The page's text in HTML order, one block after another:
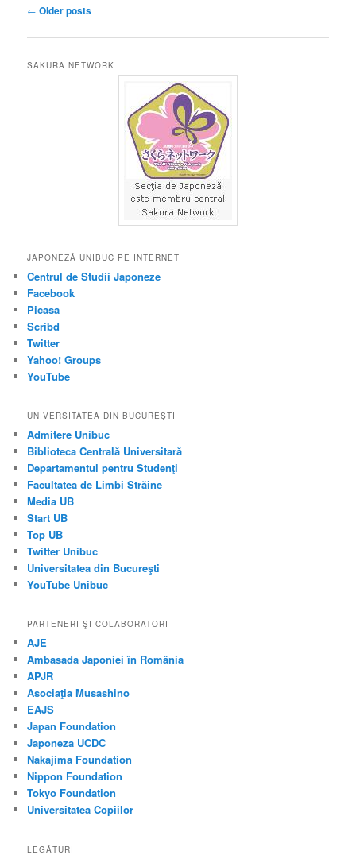
Post
← Older posts
SAKURA NETWORK
JAPONEZĂ UNIBUC PE INTERNET
Centrul de Studii Japoneze
Facebook
Picasa
Scribd
Twitter
Yahoo! Groups
YouTube
UNIVERSITATEA DIN BUCUREŞTI
Admitere Unibuc
Biblioteca Centrală Universitară
Departamentul pentru Studenţi
Facultatea de Limbi Străine
Media UB
Start UB
Top UB
Twitter Unibuc
Universitatea din Bucureşti
YouTube Unibuc
PARTENERI ŞI COLABORATORI
AJE
Ambasada Japoniei în România
APJR
Asociaţia Musashino
EAJS
Japan Foundation
Japoneza UCDC
Nakajima Foundation
Nippon Foundation
Tokyo Foundation
Universitatea Copiilor
LEGĂTURI